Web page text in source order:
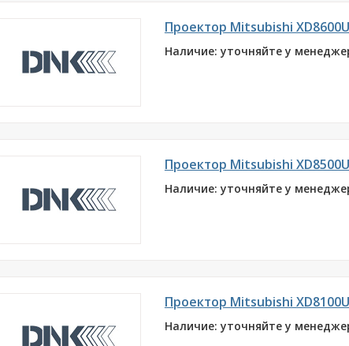
Проектор Mitsubishi XD8600U
Наличие: уточняйте у
Проектор Mitsubishi XD8500U
Наличие: уточняйте у
Проектор Mitsubishi XD8100U
Наличие: уточняйте у